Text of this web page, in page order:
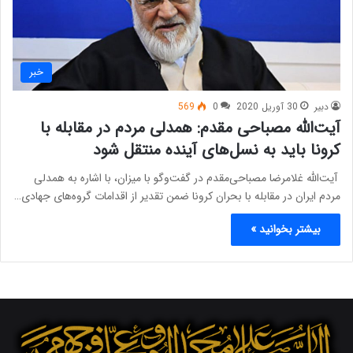
خبر
دبیر 30 آوریل 2020 0
569
آیت‌الله مصباحی مقدم: همدلی مردم در مقابله با
کرونا باید به نسل‌های آینده منتقل شود
آیت‌الله غلامرضا مصباحی‌مقدم در گفت‌وگو با میزان، با اشاره به همدلی
مردم ایران در مقابله با بحران کرونا ضمن تقدیر از اقدامات گروه‌های جهادی…
بیشتر بخوانید »